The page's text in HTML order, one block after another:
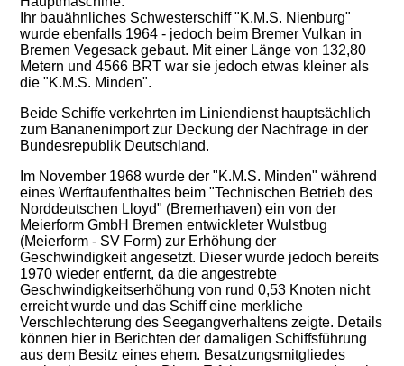
Ihr bauähnliches Schwesterschiff "K.M.S. Nienburg"
wurde ebenfalls 1964 - jedoch beim Bremer Vulkan in
Bremen Vegesack gebaut. Mit einer Länge von 132,80
Metern und 4566 BRT war sie jedoch etwas kleiner als
die "K.M.S. Minden".
Beide Schiffe verkehrten im Liniendienst hauptsächlich
zum Bananenimport zur Deckung der Nachfrage in der
Bundesrepublik Deutschland.
Im November 1968 wurde der "K.M.S. Minden" während
eines Werftaufenthaltes beim "Technischen Betrieb des
Norddeutschen Lloyd" (Bremerhaven) ein von der
Meierform GmbH Bremen entwickleter Wulstbug
(Meierform - SV Form) zur Erhöhung der
Geschwindigkeit angesetzt. Dieser wurde jedoch bereits
1970 wieder entfernt, da die angestrebte
Geschwindigkeitserhöhung von rund 0,53 Knoten nicht
erreicht wurde und das Schiff eine merkliche
Verschlechterung des Seegangverhaltens zeigte. Details
können hier in Berichten der damaligen Schiffsführung
aus dem Besitz eines ehem. Besatzungsmitgliedes